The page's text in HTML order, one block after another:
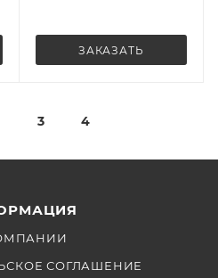
ЗАКАЗАТЬ
3 4
СОГЛАШЕНИЕ